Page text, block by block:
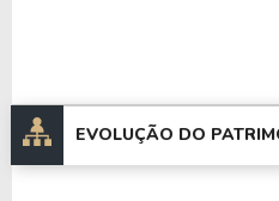
EVOLUÇÃO DO